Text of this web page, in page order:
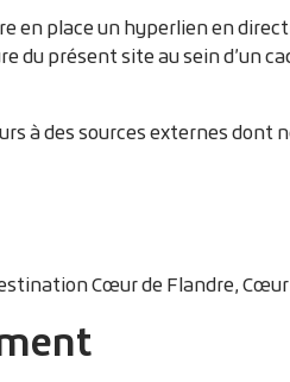
place un hyperlien en
du présent site au sein d’un
à des sources externes dont
Cœur de Flandre,